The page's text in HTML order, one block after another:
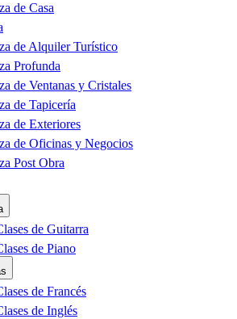
de Casa
de Alquiler Turístico
Profunda
de Ventanas y Cristales
de Tapicería
de Exteriores
de Oficinas y Negocios
Post Obra
de Guitarra
de Piano
de Francés
de Inglés